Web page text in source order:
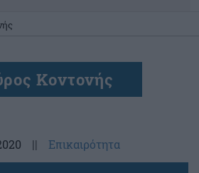
Κοντονής
|| Επικαιρότητα